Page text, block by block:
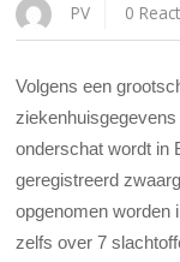
PV 0
Volgens een
onderschat wordt in
geregistreerd
opgenomen worden
zelfs over 7